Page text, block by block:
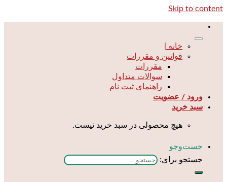
Skip to content
خانه |
قوانین و مقررات
مقررات
سوالات متداول
راهنمای ثبت نام
ورود / عضویت
سبد خرید
هیچ محصولی در سبد خرید نیست.
جست‌و‌جو
جستجو برای: